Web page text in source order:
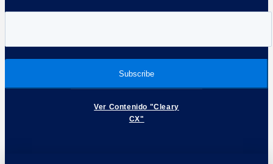
Ver Contenido "Cleary
CX"